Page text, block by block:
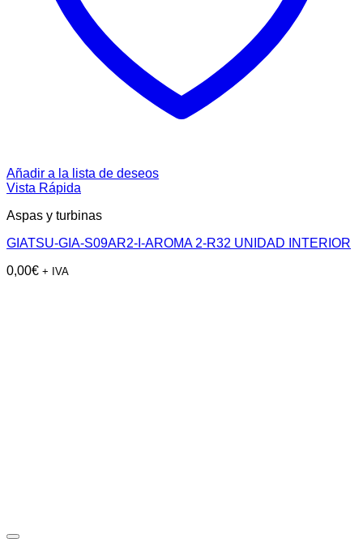
Añadir a la lista de deseos
Vista Rápida
Aspas y turbinas
GIATSU-GIA-S09AR2-I-AROMA 2-R32 UNIDAD INTERIOR
0,00€ + IVA